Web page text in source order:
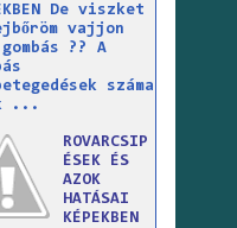
De viszket
vajjon
gombás ?? A
száma
...
ROVARCSIP
ÉSEK ÉS
AZOK
HATÁSAI
KÉPEKBEN